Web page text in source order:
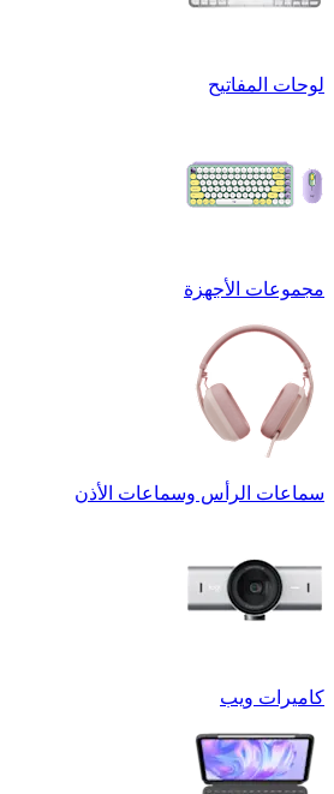
لوحات المفاتيح
مجموعات الأجهزة
سماعات الرأس وسماعات الأذن
كاميرات ويب